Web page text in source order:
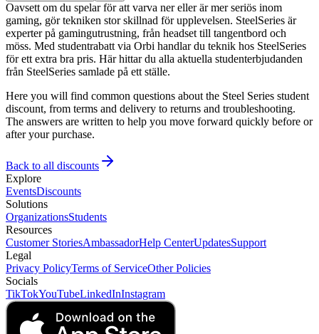
Oavsett om du spelar för att varva ner eller är mer seriös inom
gaming, gör tekniken stor skillnad för upplevelsen. SteelSeries är
experter på gamingutrustning, från headset till tangentbord och
möss. Med studentrabatt via Orbi handlar du teknik hos SteelSeries
för ett extra bra pris. Här hittar du alla aktuella studenterbjudanden
från SteelSeries samlade på ett ställe.
Here you will find common questions about the Steel Series student
discount, from terms and delivery to returns and troubleshooting.
The answers are written to help you move forward quickly before or
after your purchase.
Back to all discounts
Explore
EventsDiscounts
Solutions
OrganizationsStudents
Resources
Customer StoriesAmbassadorHelp CenterUpdatesSupport
Legal
Privacy PolicyTerms of ServiceOther Policies
Socials
TikTokYouTubeLinkedInInstagram